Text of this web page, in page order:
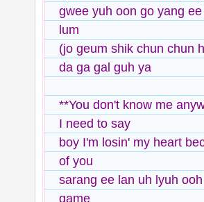
gwee yuh oon go yang
lum
(jo geum shik chun chun
da ga gal guh ya
**You don't know me
I need to say
boy I'm losin' my heart
of you
sarang ee lan uh lyuh
game